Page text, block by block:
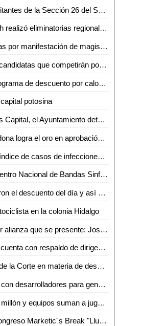
Llegan a acuerdos militantes de la Sección 26 del SNTE y SEGE
Con gran éxito Cobach realizó eliminatorias regionales de muestra cultural
Diputada pide disculpas por manifestación de magisterio, "pero es su derecho"
Presentan a las siete candidatas que competirán por la corona de la Fenahuap 2023
CFE dejó fuera del programa de descuento por calor a la Huasteca Potosina
potosina
Con la marca San Luis Capital, el Ayuntamiento detona el Turismo a nivel Internacional
Ricardo Gallardo Cardona logra el oro en aprobación ciudadana con primer lugar nacional
Se dispara en SLP el índice de casos de infecciones respiratorias
Presentaron XX Encuentro Nacional de Bandas Sinfónicas
Los maestros decidieron el descuento del día y así será: SEGE
en la colonia Hidalgo
PRI abierto a cualquier alianza que se presente: José Luis Ramiro Galero
Sección 26 del SNTE cuenta con respaldo de dirigencia nacional: Juan Carlos Bárcenas
Atienden invalidación de la Corte en materia de desaparición forzada en SLP
Habrá mayor sinergia con desarrolladores para generar vivienda de calidad en SLP: STPS
Se acerca la copa del millón y equipos suman a jugadores profesionales retirados a sus filas
Inicia en la UASLP, Congreso Marketic´s Break "Lluvia de ideas en el desierto"